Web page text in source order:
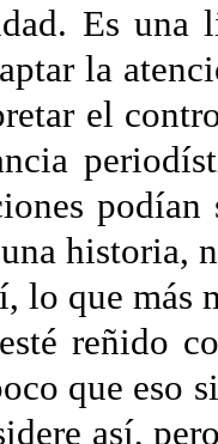
Es
la
el
historia,
lo que más
reñido
que eso
así,